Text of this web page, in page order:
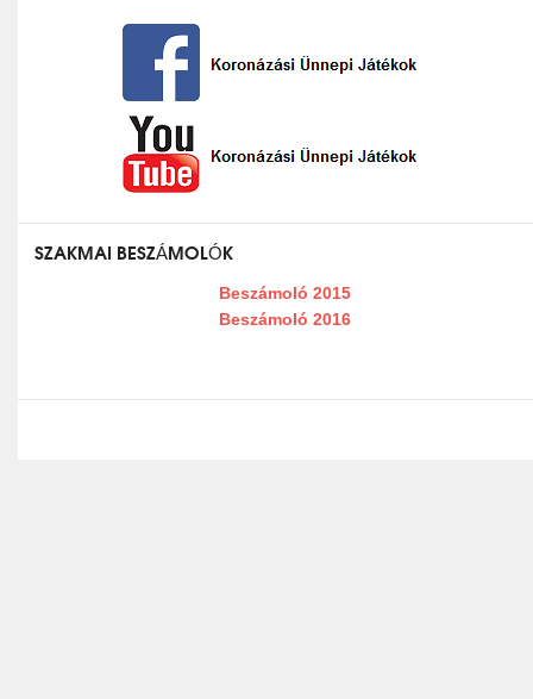
SZAKMAI BESZÁMOLÓK
Beszámoló 2015
Beszámoló 2016